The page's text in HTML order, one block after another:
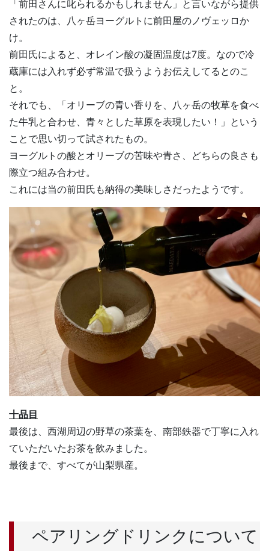
「前田さんに叱られるかもしれません」と言いながら提供
されたのは、八ヶ岳ヨーグルトに前田屋のノヴェッロか
け。
前田氏によると、オレイン酸の凝固温度は7度。なので冷
蔵庫には入れず必ず常温で扱うようお伝えしてるとのこ
と。
それでも、「オリーブの青い香りを、八ヶ岳の牧草を食べ
た牛乳と合わせ、青々とした草原を表現したい！」という
ことで思い切って試されたもの。
ヨーグルトの酸とオリーブの苦味や青さ、どちらの良さも
際立つ組み合わせ。
これには当の前田氏も納得の美味しさだったようです。
十品目
最後は、西湖周辺の野草の茶葉を、南部鉄器で丁寧に入れ
ていただいたお茶を飲みました。
最後まで、すべてが山梨県産。
ペアリングドリンクについて